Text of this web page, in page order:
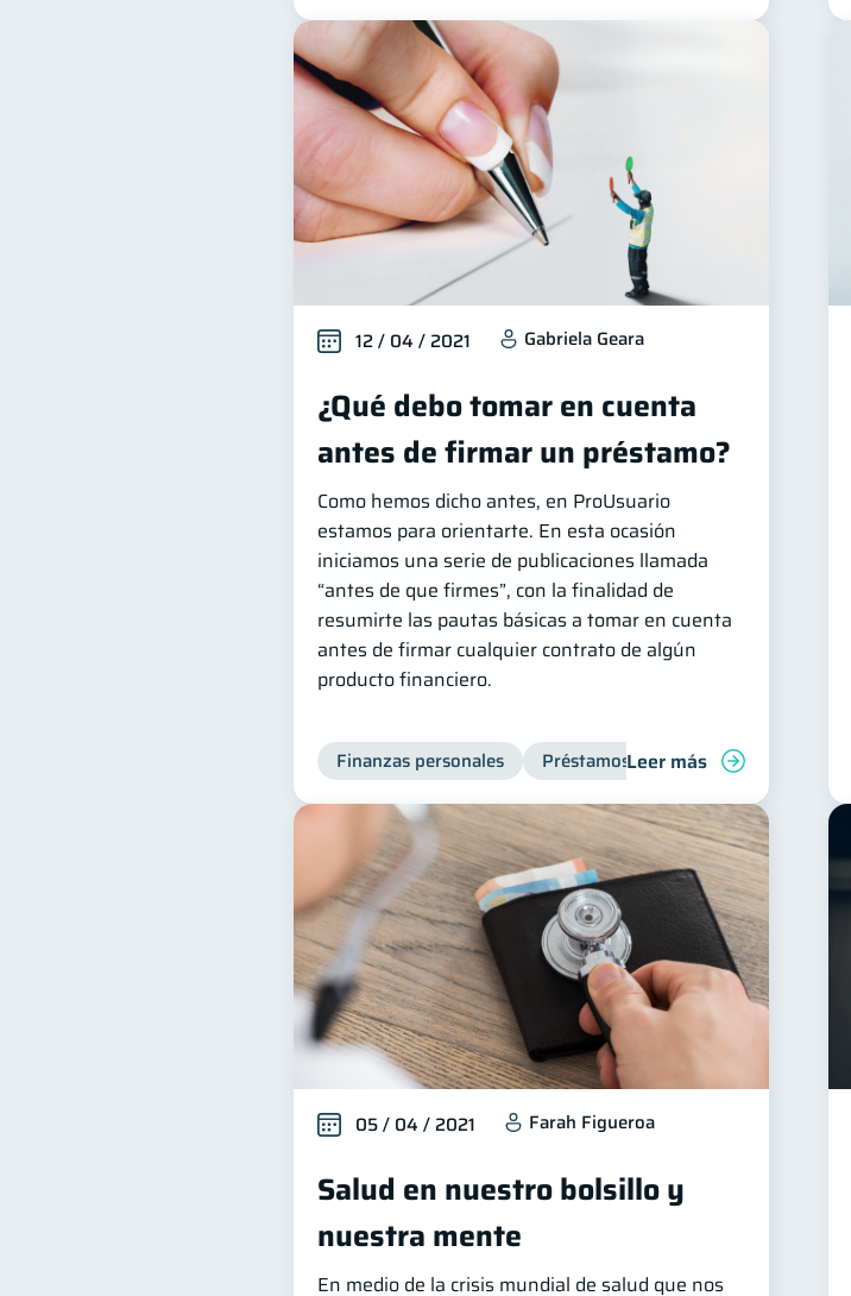
12 / 04 / 2021 Gabriela Geara
¿Qué debo tomar en cuenta
antes de firmar un préstamo?
Como hemos dicho antes, en ProUsuario
estamos para orientarte. En esta ocasión
iniciamos una serie de publicaciones llamada
“antes de que firmes”, con la finalidad de
resumirte las pautas básicas a tomar en cuenta
antes de firmar cualquier contrato de algún
producto financiero.
Finanzas personales Préstamos Entidad financiera
Leer más
05 / 04 / 2021 Farah Figueroa
Salud en nuestro bolsillo y
nuestra mente
En medio de la crisis mundial de salud que nos